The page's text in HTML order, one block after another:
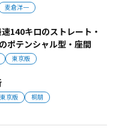
麦倉洋一
キロのストレート・
ポテンシャル型・座間
東京版
東京版 桐朋